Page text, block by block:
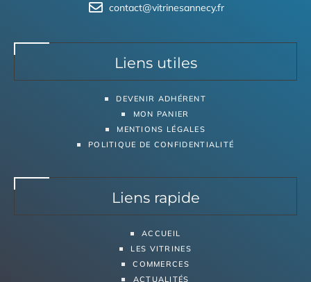
contact@vitrinesannecy.fr
Liens utiles
DEVENIR ADHÉRENT
MON PANIER
MENTIONS LÉGALES
POLITIQUE DE CONFIDENTIALITÉ
Liens rapide
ACCUEIL
LES VITRINES
COMMERCES
ACTUALITÉS